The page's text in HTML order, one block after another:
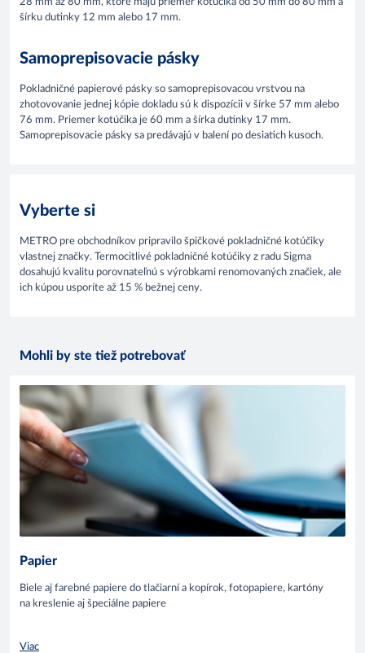
šírku dutinky 12 mm alebo 17 mm.
Samoprepisovacie pásky
Pokladničné papierové pásky so samoprepisovacou vrstvou na
zhotovovanie jednej kópie dokladu sú k dispozícii v šírke 57 mm alebo
76 mm. Priemer kotúčika je 60 mm a šírka dutinky 17 mm.
Samoprepisovacie pásky sa predávajú v balení po desiatich kusoch.
Vyberte si
METRO pre obchodníkov pripravilo špičkové pokladničné kotúčiky
vlastnej značky. Termocitlivé pokladničné kotúčiky z radu Sigma
dosahujú kvalitu porovnateľnú s výrobkami renomovaných značiek, ale
ich kúpou usporíte až 15 % bežnej ceny.
Mohli by ste tiež potrebovať
Papier
Biele aj farebné papiere do tlačiarní a kopírok, fotopapiere, kartóny
na kreslenie aj špeciálne papiere
Viac